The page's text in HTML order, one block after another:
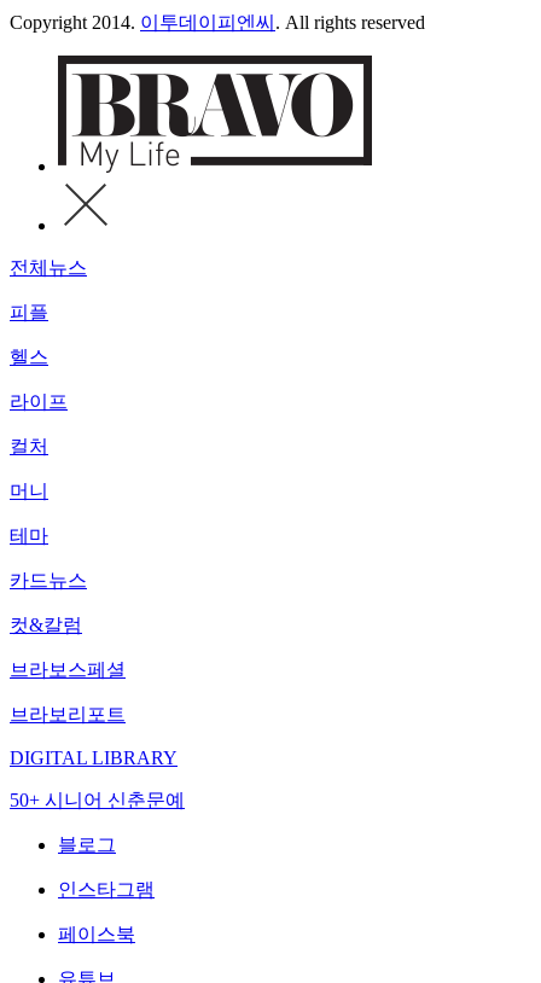
Copyright 2014. 이투데이피엔씨 . All rights reserved
전체뉴스
피플
헬스
라이프
컬처
머니
테마
카드뉴스
컷&칼럼
브라보스페셜
브라보리포트
DIGITAL LIBRARY
50+ 시니어 신춘문예
블로그
인스타그램
페이스북